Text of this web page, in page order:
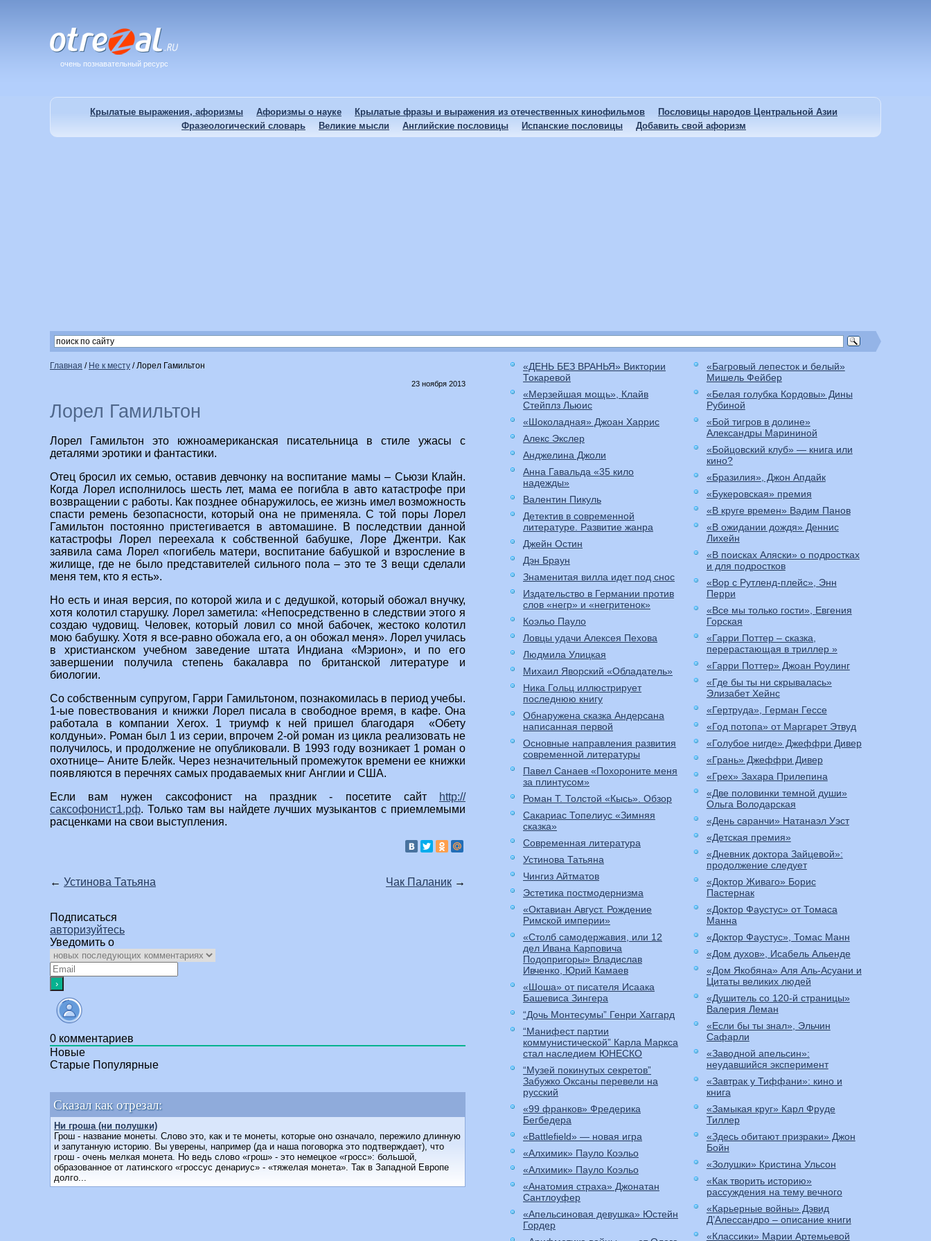
очень познавательный ресурс
Крылатые выражения, афоризмы Афоризмы о науке Крылатые фразы и выражения из отечественных кинофильмов
Пословицы народов Центральной Азии
Фразеологический словарь
Великие мысли Английские пословицы Испанские пословицы Добавить свой афоризм
Главная / Не к месту /Лорел Гамильтон
23 ноября 2013
Лорел Гамильтон
Лорел Гамильтон это южноамериканская писательница в стиле ужасы с
деталями эротики и фантастики.
Отец бросил их семью, оставив девчонку на воспитание мамы – Сьюзи Клайн.
Когда Лорел исполнилось шесть лет, мама ее погибла в авто катастрофе при
возвращении с работы. Как позднее обнаружилось, ее жизнь имел возможность
спасти ремень безопасности, который она не применяла. С той поры Лорел
Гамильтон постоянно пристегивается в автомашине. В последствии данной
катастрофы Лорел переехала к собственной бабушке, Лоре Джентри. Как
заявила сама Лорел «погибель матери, воспитание бабушкой и взросление в
жилище, где не было представителей сильного пола – это те 3 вещи сделали
меня тем, кто я есть».
Но есть и иная версия, по которой жила и с дедушкой, который обожал внучку,
хотя колотил старушку. Лорел заметила: «Непосредственно в следствии этого я
создаю чудовищ. Человек, который ловил со мной бабочек, жестоко колотил
мою бабушку. Хотя я все-равно обожала его, а он обожал меня». Лорел училась
в христианском учебном заведение штата Индиана «Мэрион», и по его
завершении получила степень бакалавра по британской литературе и
биологии.
Со собственным супругом, Гарри Гамильтоном, познакомилась в период учебы.
1-ые повествования и книжки Лорел писала в свободное время, в кафе. Она
работала в компании Xerox. 1 триумф к ней пришел благодаря «Обету
колдуньи». Роман был 1 из серии, впрочем 2-ой роман из цикла реализовать не
получилось, и продолжение не опубликовали. В 1993 году возникает 1 роман о
охотнице– Аните Блейк. Через незначительный промежуток времени ее книжки
появляются в перечнях самых продаваемых книг Англии и США.
Если вам нужен саксофонист на праздник - посетите сайт
http://
саксофонист1.рф. Только там вы найдете лучших музыкантов с приемлемыми
расценками на свои выступления.
← Устинова Татьяна Чак Паланик →
Подписаться
авторизуйтесь
Уведомить о
0 комментариев
Новые
Старые Популярные
Сказал как отрезал:
Ни гроша (ни полушки)
Грош - название монеты. Слово это, как и те монеты, которые оно означало, пережило длинную
и запутанную историю. Вы уверены, например (да и наша поговорка это подтверждает), что
грош - очень мелкая монета. Но ведь слово «грош» - это немецкое «гросс»: большой,
образованное от латинского «гроссус денариус» - «тяжелая монета». Так в Западной Европе
долго...
«ДЕНЬ БЕЗ ВРАНЬЯ» Виктории
Токаревой
«Мерзейшая мощь», Клайв
Стейплз Льюис
«Шоколадная» Джоан Харрис
Алекс Экслер
Анджелина Джоли
Анна Гавальда «35 кило
надежды»
Валентин Пикуль
Детектив в современной
литературе. Развитие жанра
Джейн Остин
Дэн Браун
Знаменитая вилла идет под снос
Издательство в Германии против
слов «негр» и «негритенок»
Коэльо Пауло
Ловцы удачи Алексея Пехова
Людмила Улицкая
Михаил Яворский «Обладатель»
Ника Гольц иллюстрирует
последнюю книгу
Обнаружена сказка Андерсана
написанная первой
Основные направления развития
современной литературы
Павел Санаев «Похороните меня
за плинтусом»
Роман Т. Толстой «Кысь». Обзор
Сакариас Топелиус «Зимняя
сказка»
Современная литература
Устинова Татьяна
Чингиз Айтматов
Эстетика постмодернизма
«Октавиан Август. Рождение
Римской империи»
«Столб самодержавия, или 12
дел Ивана Карповича
Подопригоры» Владислав
Ивченко, Юрий Камаев
«Шоша» от писателя Исаака
Башевиса Зингера
“Дочь Монтесумы” Генри Хаггард
“Манифест партии
коммунистической” Карла Маркса
стал наследием ЮНЕСКО
“Музей покинутых секретов”
Забужко Оксаны перевели на
русский
«99 франков» Фредерика
Бегбедера
«Battlefield» — новая игра
«Алхимик» Пауло Коэльо
«Алхимик» Пауло Коэльо
«Анатомия страха» Джонатан
Сантлоуфер
«Апельсиновая девушка» Юстейн
Гордер
«Багровый лепесток и белый»
Мишель Фейбер
«Белая голубка Кордовы» Дины
Рубиной
«Бой тигров в долине»
Александры Марининой
«Бойцовский клуб» — книга или
кино?
«Бразилия», Джон Апдайк
«Букеровская» премия
«В круге времен» Вадим Панов
«В ожидании дождя» Деннис
Лихейн
«В поисках Аляски» о подростках
и для подростков
«Вор с Рутленд-плейс», Энн
Перри
«Все мы только гости», Евгения
Горская
«Гарри Поттер – сказка,
перерастающая в триллер »
«Гарри Поттер» Джоан Роулинг
«Где бы ты ни скрывалась»
Элизабет Хейнс
«Гертруда», Герман Гессе
«Год потопа» от Маргарет Этвуд
«Голубое нигде» Джеффри Дивер
«Грань» Джеффри Дивер
«Грех» Захара Прилепина
«Две половинки темной души»
Ольга Володарская
«День саранчи» Натанаэл Уэст
«Детская премия»
«Дневник доктора Зайцевой»:
продолжение следует
«Доктор Живаго» Борис
Пастернак
«Доктор Фаустус» от Томаса
Манна
«Доктор Фаустус», Томас Манн
«Дом духов», Исабель Альенде
«Дом Якобяна» Аля Аль-Асуани и
Цитаты великих людей
«Душитель со 120-й страницы»
Валерия Леман
«Если бы ты знал», Эльчин
Сафарли
«Заводной апельсин»:
неудавшийся эксперимент
«Завтрак у Тиффани»: кино и
книга
«Замыкая круг» Карл Фруде
Тиллер
«Здесь обитают призраки» Джон
Бойн
«Золушки» Кристина Ульсон
«Как творить историю»
рассуждения на тему вечного
«Карьерные войны» Дэвид
Д’Алессандро – описание книги
«Классики» Марии Артемьевой